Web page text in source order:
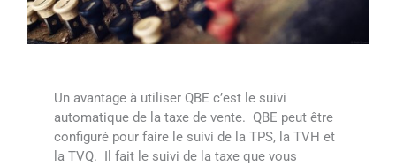
Un avantage à utiliser QBE c’est le suivi
automatique de la taxe de vente. QBE peut être
configuré pour faire le suivi de la TPS, la TVH et
la TVQ. Il fait le suivi de la taxe que vous